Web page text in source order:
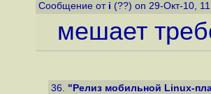
Сообщение от i (??) on 29-Окт-10,
мешает
36. "Релиз мобильной Linux-